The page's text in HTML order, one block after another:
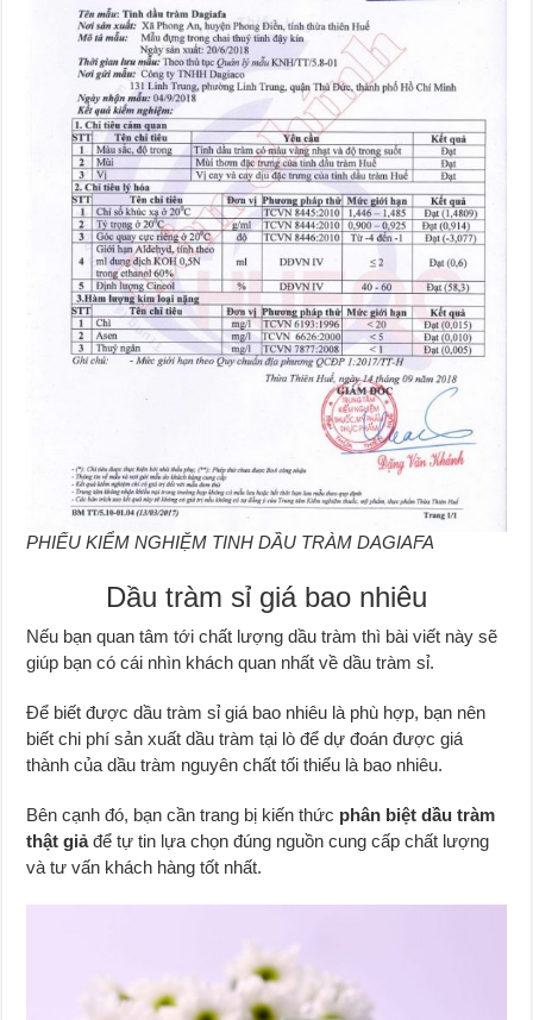
PHIẾU KIỂM NGHIỆM TINH DẦU TRÀM DAGIAFA
Dầu tràm sỉ giá bao nhiêu
Nếu bạn quan tâm tới chất lượng dầu tràm thì bài viết này sẽ
giúp bạn có cái nhìn khách quan nhất về dầu tràm sỉ.
Để biết được dầu tràm sỉ giá bao nhiêu là phù hợp, bạn nên
biết chi phí sản xuất dầu tràm tại lò để dự đoán được giá
thành của dầu tràm nguyên chất tối thiểu là bao nhiêu.
Bên cạnh đó, bạn cần trang bị kiến thức phân biệt dầu tràm
thật giảđể tự tin lựa chọn đúng nguồn cung cấp chất lượng
và tư vấn khách hàng tốt nhất.